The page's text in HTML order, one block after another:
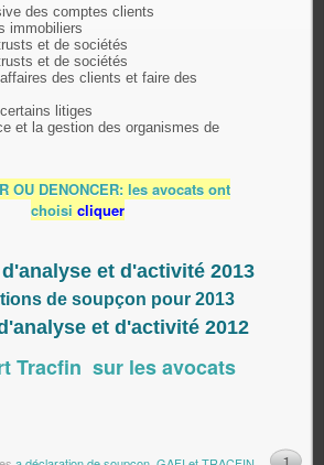
des comptes clients
immobiliers
et de sociétés
et de sociétés
des clients et faire des
litiges
et la gestion des organismes de
OU DENONCER: les avocats ont
choisi cliquer
et d'activité 2013
de soupçon pour 2013
et d'activité 2012
Tracfin sur les avocats
1